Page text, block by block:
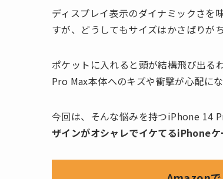
ディスプレイ表示のダイナミックさを
すが、どうしてもサイズはかさばりがち
ポケットに入れると頭が結構飛び出
Pro Max本体へのキズや衝撃が心配に
今回は、そんな悩みを持つiPhone 14
ザインがオシャレでイケてるiPhoneケ